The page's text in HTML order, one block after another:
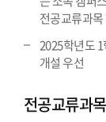
전공교류과
2025학년도
개설 우선
전공교류과목